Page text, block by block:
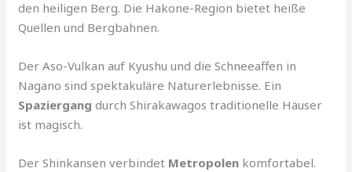
den heiligen Berg. Die Hakone-Region bietet heiße
Quellen und Bergbahnen.
Der Aso-Vulkan auf Kyushu und die Schneeaffen in
Nagano sind spektakuläre Naturerlebnisse. Ein
Spaziergang durch Shirakawagos traditionelle Häuser
ist magisch.
Der Shinkansen verbindet Metropolen komfortabel.